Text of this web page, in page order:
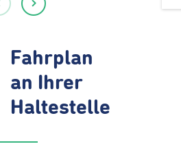
Fahrplan
an Ihrer
Haltestelle